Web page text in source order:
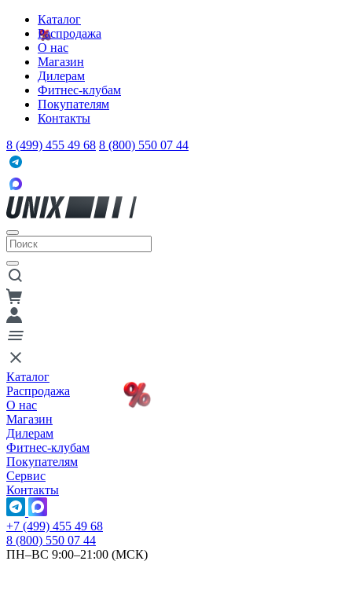
Каталог
Распродажа
О нас
Магазин
Дилерам
Фитнес-клубам
Покупателям
Контакты
8 (499) 455 49 68 8 (800) 550 07 44
Каталог
Распродажа
О нас
Магазин
Дилерам
Фитнес-клубам
Покупателям
Сервис
Контакты
+7 (499) 455 49 68
8 (800) 550 07 44
ПН–ВС 9:00–21:00 (МСК)